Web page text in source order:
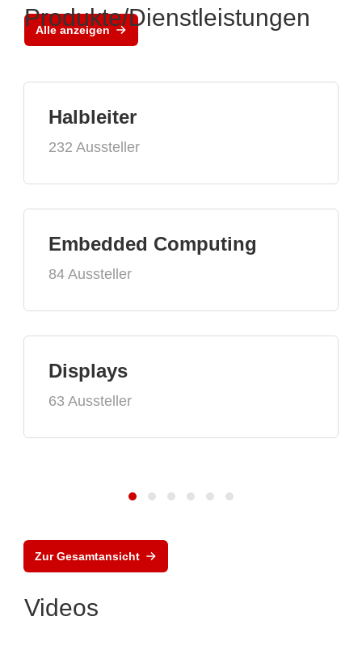
Alle anzeigen
Produkte/Dienstleistungen
Halbleiter
232 Aussteller
Embedded Computing
84 Aussteller
Displays
63 Aussteller
Zur Gesamtansicht
Videos